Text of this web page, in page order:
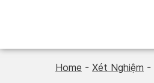
Home - Xét Nghiệm -